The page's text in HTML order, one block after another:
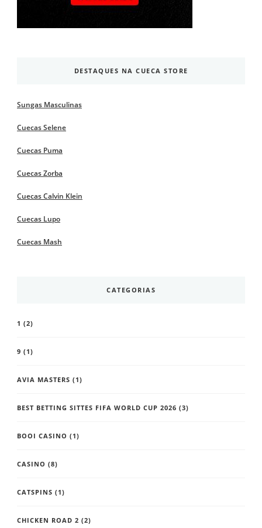
DESTAQUES NA CUECA STORE
Sungas Masculinas
Cuecas Selene
Cuecas Puma
Cuecas Zorba
Cuecas Calvin Klein
Cuecas Lupo
Cuecas Mash
CATEGORIAS
1 (2)
9 (1)
AVIA MASTERS (1)
BEST BETTING SITTES FIFA WORLD CUP 2026 (3)
BOOI CASINO (1)
CASINO (8)
CATSPINS (1)
CHICKEN ROAD 2 (2)